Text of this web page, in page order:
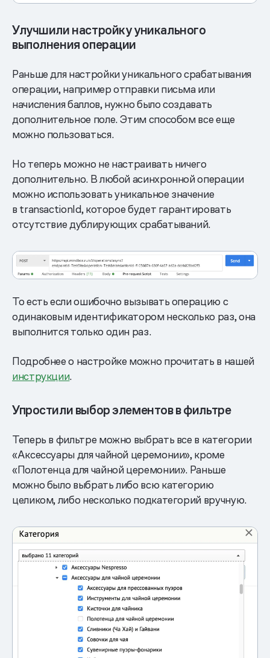
Улучшили настройку уникального
выполнения операции
Раньше для настройки уникального срабатывания
операции, например отправки письма или
начисления баллов, нужно было создавать
дополнительное поле. Этим способом все еще
можно пользоваться.
Но теперь можно не настраивать ничего
дополнительно. В любой асинхронной операции
можно использовать уникальное значение
в transactionId, которое будет гарантировать
отсутствие дублирующих срабатываний.
То есть если ошибочно вызывать операцию с
одинаковым идентификатором несколько раз, она
выполнится только один раз.
Подробнее о настройке можно прочитать в нашей
инструкции.
Упростили выбор элементов в фильтре
Теперь в фильтре можно выбрать все в категории
«Аксессуары для чайной церемонии», кроме
«Полотенца для чайной церемонии». Раньше
можно было выбрать либо всю категорию
целиком, либо несколько подкатегорий вручную.